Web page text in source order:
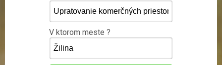
V ktorom meste ?